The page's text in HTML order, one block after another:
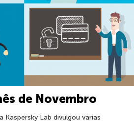
de Novembro
Kaspersky Lab divulgou várias